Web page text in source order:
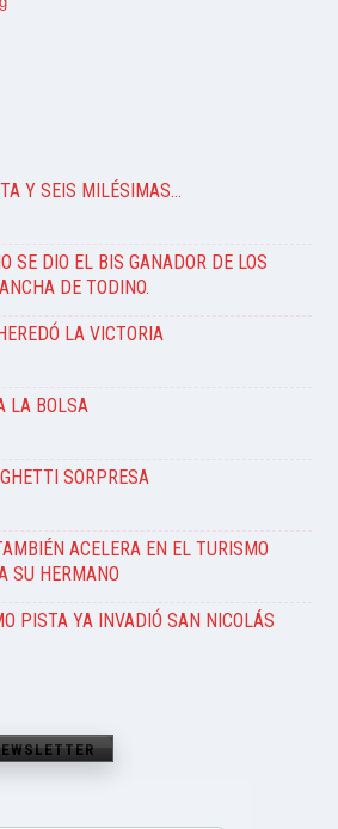
Y SEIS MILÉSIMAS…
SE DIO EL BIS GANADOR DE LOS
DE TODINO.
LA VICTORIA
LA BOLSA
SORPRESA
ACELERA EN EL TURISMO
SU HERMANO
PISTA YA INVADIÓ SAN NICOLÁS